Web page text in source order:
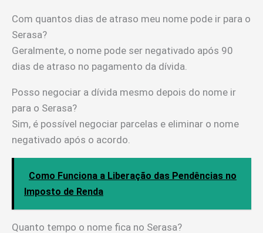
Com quantos dias de atraso meu nome pode ir para o
Serasa?
Geralmente, o nome pode ser negativado após 90
dias de atraso no pagamento da dívida.
Posso negociar a dívida mesmo depois do nome ir
para o Serasa?
Sim, é possível negociar parcelas e eliminar o nome
negativado após o acordo.
Como Funciona a Liberação das Pendências no
Imposto de Renda
Quanto tempo o nome fica no Serasa?